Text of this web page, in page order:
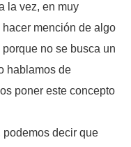
la vez, en muy
mención de algo
no se busca un
hablamos de
poner este concepto
decir que